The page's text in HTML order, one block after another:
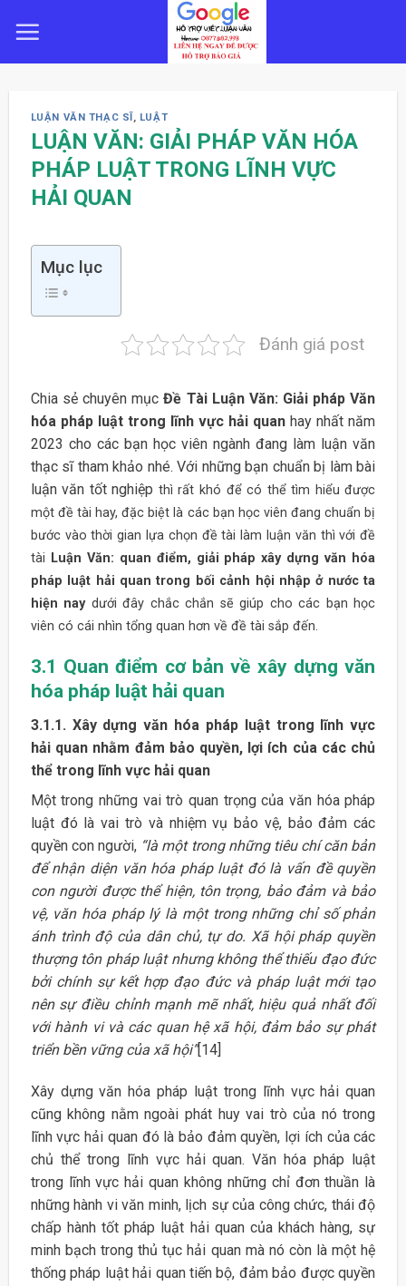
LUẬN VĂN THẠC SĨ , LUẬT
LUẬN VĂN: GIẢI PHÁP VĂN HÓA
PHÁP LUẬT TRONG LĨNH VỰC
HẢI QUAN
Mục lục
Đánh giá post
Chia sẻ chuyên mụcĐề Tài Luận Văn: Giải pháp Văn
hóa pháp luật trong lĩnh vực hải quan hay nhất năm
2023 cho các bạn học viên ngành đang làm luận văn
thạc sĩ tham khảo nhé. Với những bạn chuẩn bị làm bài
luận văn tốt nghiệp thì rất khó để có thể tìm hiểu được
một đề tài hay, đặc biệt là các bạn học viên đang chuẩn bị
bước vào thời gian lựa chọn đề tài làm luận văn thì với đề
tài Luận Văn: quan điểm, giải pháp xây dựng văn hóa
pháp luật hải quan trong bối cảnh hội nhập ở nước ta
hiện nay dưới đây chắc chắn sẽ giúp cho các bạn học
viên có cái nhìn tổng quan hơn về đề tài sắp đến.
3.1 Quan điểm cơ bản về xây dựng văn
hóa pháp luật hải quan
3.1.1. Xây dựng văn hóa pháp luật trong lĩnh vực
hải quan nhằm đảm bảo quyền, lợi ích của các chủ
thể trong lĩnh vực hải quan
Một trong những vai trò quan trọng của văn hóa pháp
luật đó là vai trò và nhiệm vụ bảo vệ, bảo đảm các
quyền con người, “là một trong những tiêu chí căn bản
để nhận diện văn hóa pháp luật đó là vấn đề quyền
con người được thể hiện, tôn trọng, bảo đảm và bảo
vệ, văn hóa pháp lý là một trong những chỉ số phản
ánh trình độ của dân chủ, tự do. Xã hội pháp quyền
thượng tôn pháp luật nhưng không thể thiếu đạo đức
bởi chính sự kết hợp đạo đức và pháp luật mới tạo
nên sự điều chỉnh mạnh mẽ nhất, hiệu quả nhất đối
với hành vi và các quan hệ xã hội, đảm bảo sự phát
triển bền vững của xã hội”[14]
Xây dựng văn hóa pháp luật trong lĩnh vực hải quan
cũng không nằm ngoài phát huy vai trò của nó trong
lĩnh vực hải quan đó là bảo đảm quyền, lợi ích của các
chủ thể trong lĩnh vực hải quan. Văn hóa pháp luật
trong lĩnh vực hải quan không những chỉ đơn thuần là
những hành vi văn minh, lịch sự của công chức, thái độ
chấp hành tốt pháp luật hải quan của khách hàng, sự
minh bạch trong thủ tục hải quan mà nó còn là một hệ
thống pháp luật hải quan tiến bộ, đảm bảo được quyền